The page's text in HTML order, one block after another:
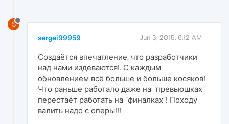
S
sergei99959 Jun 3, 2015, 6:12 AM
Создаётся впечатление, что разработчики
над нами издеваются!. С каждым
обновлением всё больше и больше косяков!
Что раньше работало даже на "превьюшках"
перестаёт работать на "финалках"! Походу
валить надо с оперы!!!